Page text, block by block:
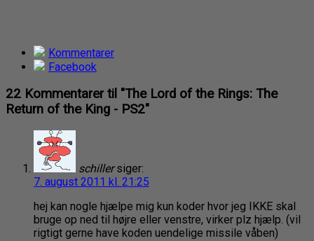
Kommentarer
Facebook
22 Kommentarer til "The Lord of the Rings: The
Return of the King - PS2"
schiller siger:
7. august 2011 kl. 21:25
hej kan nogle hjælpe mig kun koder hvor jeg IKKE skal
bruge op ned til højre eller venstre, virker plz hjælp. (vil
rigtigt gerne have koden uendelige missile våben)